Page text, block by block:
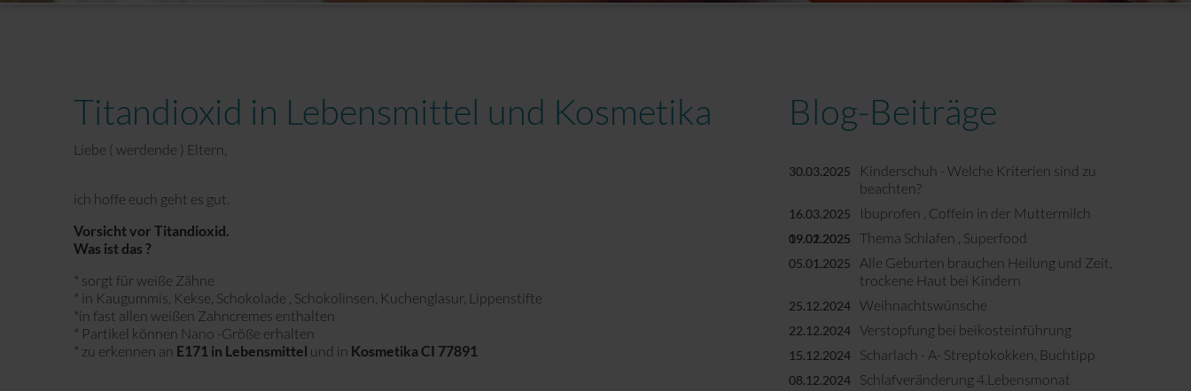
Titandioxid in Lebensmittel und Kosmetika
Liebe ( werdende ) Eltern,
ich hoffe euch geht es gut.
Vorsicht vor Titandioxid.
Was ist das ?
* sorgt für weiße Zähne
* in Kaugummis, Kekse, Schokolade , Schokolinsen, Kuchenglasur, Lippenstifte
*in fast allen weißen Zahncremes enthalten
* Partikel können Nano -Größe erhalten
* zu erkennen an E171 in Lebensmittel und in Kosmetika CI 77891
Blog-Beiträge
30.03.2025
Kinderschuh - Welche Kriterien sind zu
beachten?
16.03.2025 Ibuprofen , Coffein in der Muttermilch
09.02.2025
19.01.2025 Thema Schlafen , Superfood
05.01.2025
Alle Geburten brauchen Heilung und Zeit,
trockene Haut bei Kindern
25.12.2024 Weihnachtswünsche
22.12.2024 Verstopfung bei beikosteinführung
15.12.2024 Scharlach - A- Streptokokken, Buchtipp
08.12.2024 Schlafveränderung 4.Lebensmonat